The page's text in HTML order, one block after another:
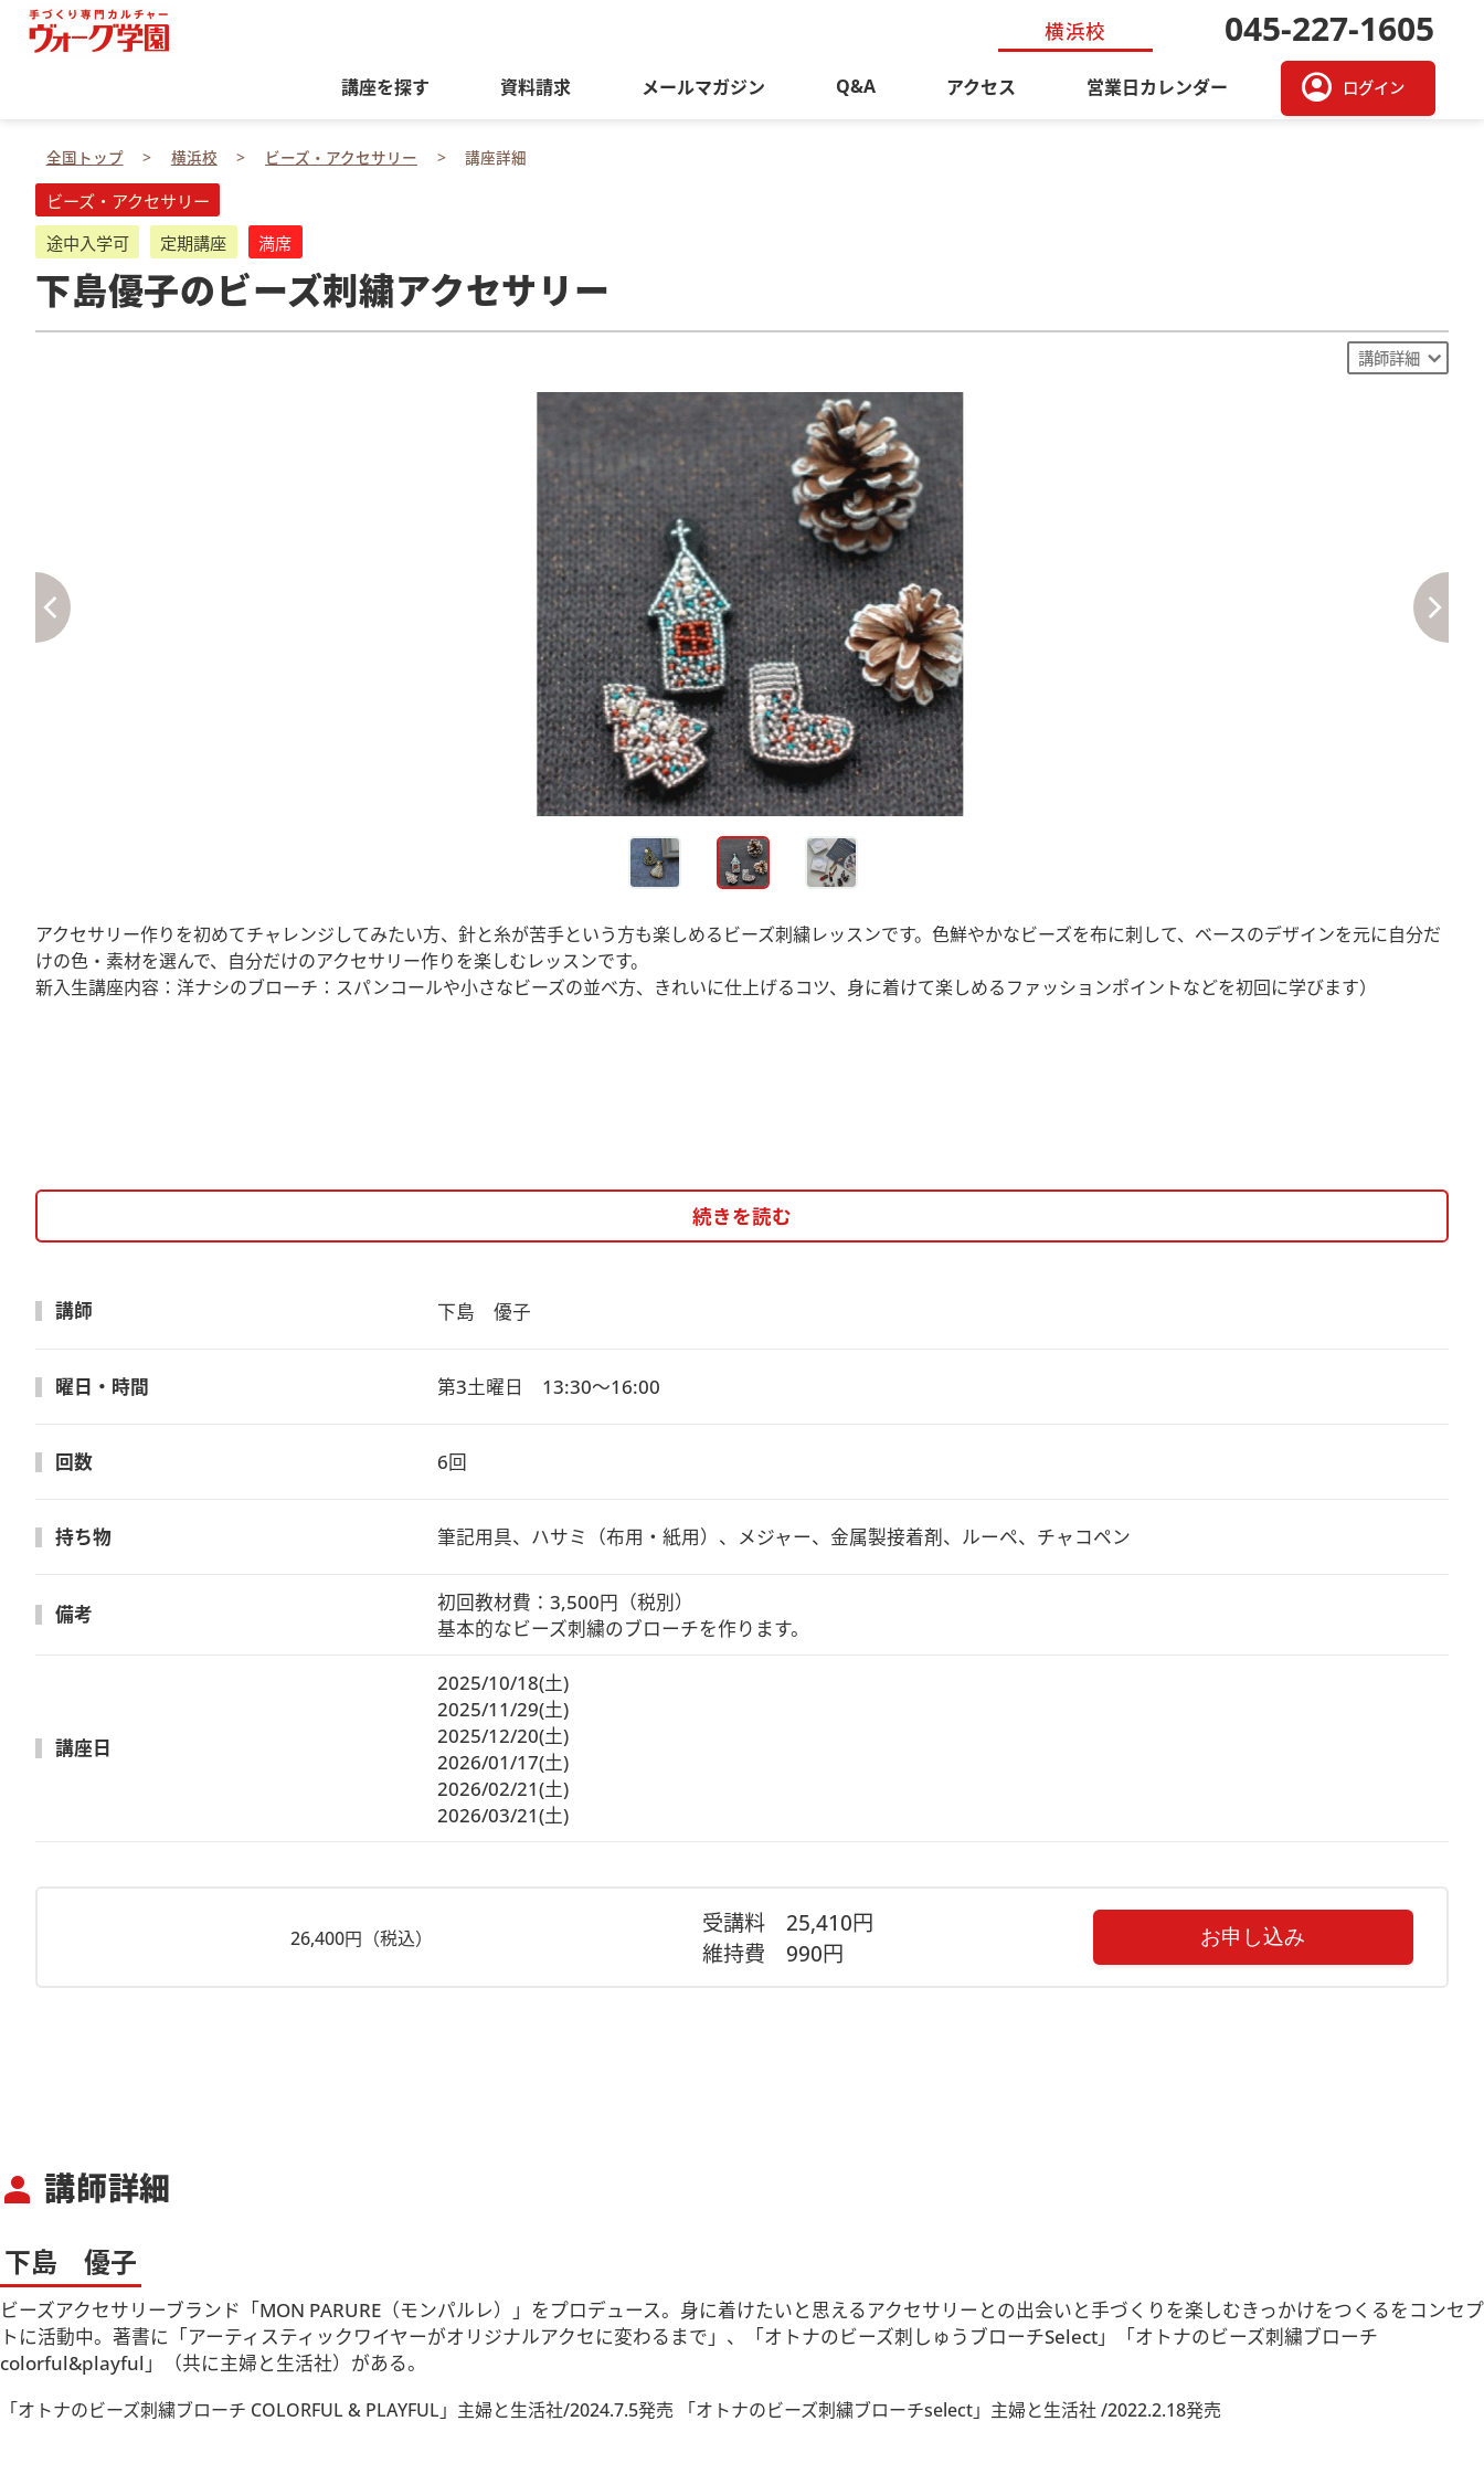
横浜校 045-227-1605
講座を探す 資料請求 メールマガジン Q&A アクセス 営業日カレンダー account_circle ログイン
全国トップ 横浜校 ビーズ・アクセサリー 講座詳細
ビーズ・アクセサリー
途中入学可
定期講座 満席
下島優子のビーズ刺繍アクセサリー
講師詳細
アクセサリー作りを初めてチャレンジしてみたい方、針と糸が苦手という方も楽しめるビーズ刺繍レッスンです。色鮮やかなビーズを布に刺して、ベースのデザインを元に自分だ
けの色・素材を選んで、自分だけのアクセサリー作りを楽しむレッスンです。
新入生講座内容：洋ナシのブローチ：スパンコールや小さなビーズの並べ方、きれいに仕上げるコツ、身に着けて楽しめるファッションポイントなどを初回に学びます）
続きを読む
講師 下島　優子
曜日・時間 第3土曜日　13:30～16:00
回数 6回
持ち物 筆記用具、ハサミ（布用・紙用）、メジャー、金属製接着剤、ルーペ、チャコペン
備考
初回教材費：3,500円（税別）
基本的なビーズ刺繍のブローチを作ります。
講座日
2025/10/18(土)
2025/11/29(土)
2025/12/20(土)
2026/01/17(土)
2026/02/21(土)
2026/03/21(土)
26,400円（税込）
受講料 25,410円
維持費 990円
お申し込み
person 講師詳細
下島 優子
ビーズアクセサリーブランド「MON PARURE（モンパルレ）」をプロデュース。身に着けたいと思えるアクセサリーとの出会いと手づくりを楽しむきっかけをつくるをコンセプ
トに活動中。著書に「アーティスティックワイヤーがオリジナルアクセに変わるまで」、「オトナのビーズ刺しゅうブローチSelect」「オトナのビーズ刺繍ブローチ
colorful&playful」（共に主婦と生活社）がある。
「オトナのビーズ刺繍ブローチ COLORFUL & PLAYFUL」主婦と生活社/2024.7.5発売 「オトナのビーズ刺繍ブローチselect」主婦と生活社 /2022.2.18発売